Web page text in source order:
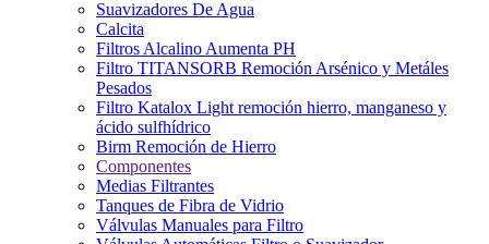
Suavizadores De Agua
Calcita
Filtros Alcalino Aumenta PH
Filtro TITANSORB Remoción Arsénico y Metáles
Pesados
Filtro Katalox Light remoción hierro, manganeso y
ácido sulfhídrico
Birm Remoción de Hierro
Componentes
Medias Filtrantes
Tanques de Fibra de Vidrio
Válvulas Manuales para Filtro